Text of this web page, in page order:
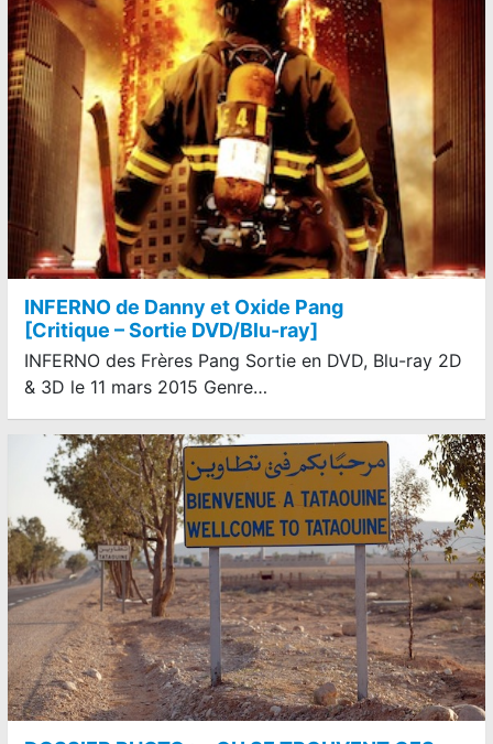
INFERNO de Danny et Oxide Pang
[Critique – Sortie DVD/Blu-ray]
INFERNO des Frères Pang Sortie en DVD, Blu-ray 2D
& 3D le 11 mars 2015 Genre…